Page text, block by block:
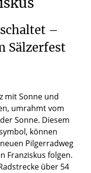
–
Sälzerfest
mit Sonne und
umrahmt vom
Sonne. Diesem
können
Pilgerradweg
Franziskus folgen.
über 54